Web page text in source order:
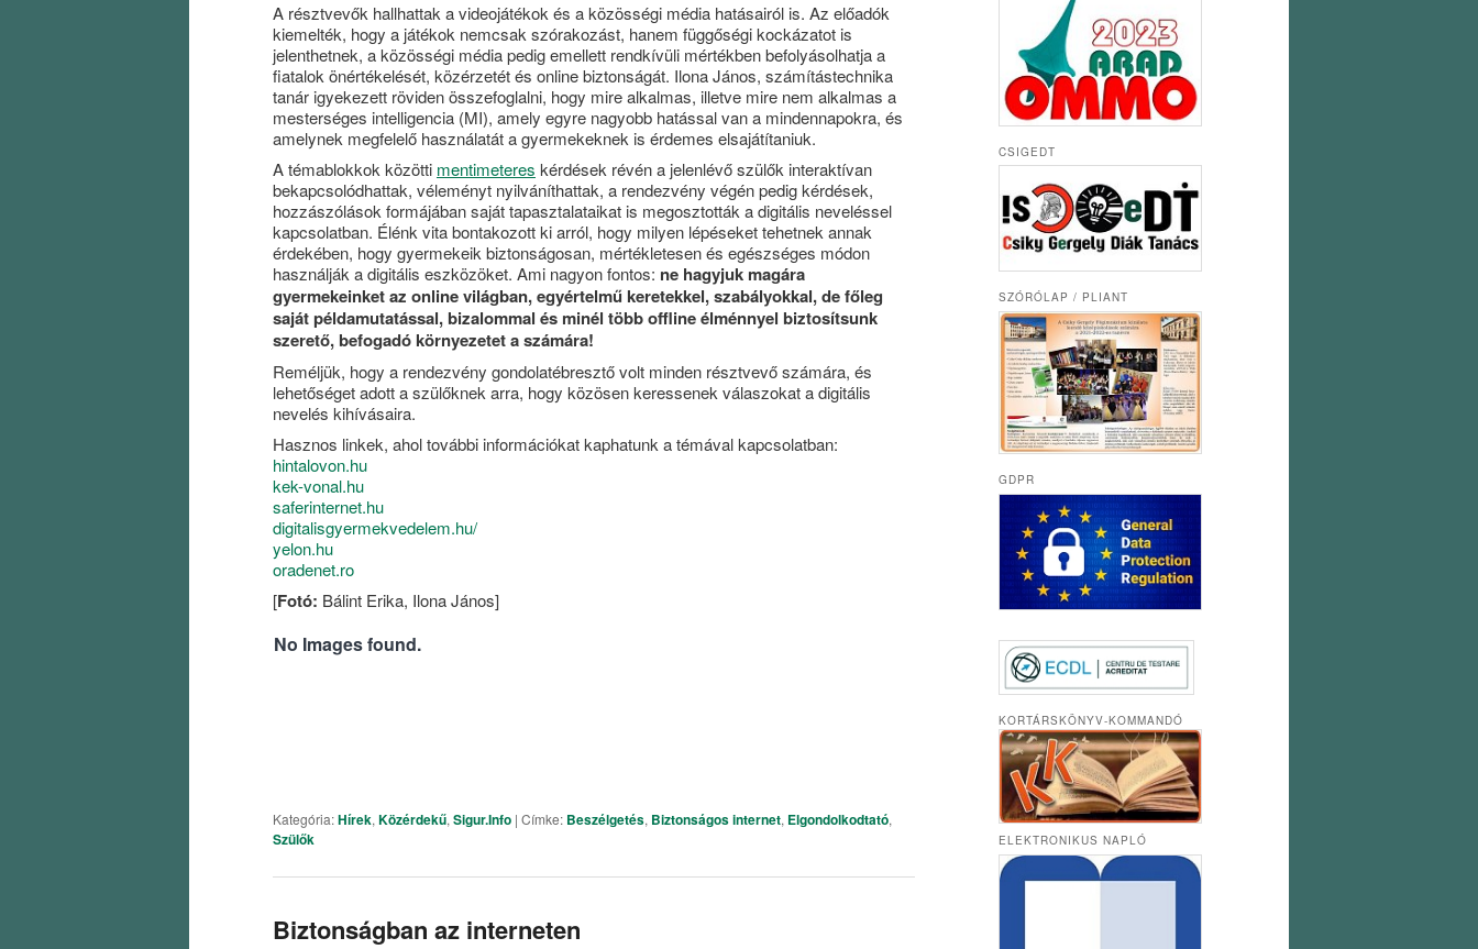
A résztvevők hallhattak a videojátékok és a közösségi média hatásairól is. Az előadók
kiemelték, hogy a játékok nemcsak szórakozást, hanem függőségi kockázatot is
jelenthetnek, a közösségi média pedig emellett rendkívüli mértékben befolyásolhatja a
fiatalok önértékelését, közérzetét és online biztonságát. Ilona János, számítástechnika
tanár igyekezett röviden összefoglalni, hogy mire alkalmas, illetve mire nem alkalmas a
mesterséges intelligencia (MI), amely egyre nagyobb hatással van a mindennapokra, és
amelynek megfelelő használatát a gyermekeknek is érdemes elsajátítaniuk.
A témablokkok közötti mentimeteres kérdések révén a jelenlévő szülők interaktívan
bekapcsolódhattak, véleményt nyilváníthattak, a rendezvény végén pedig kérdések,
hozzászólások formájában saját tapasztalataikat is megosztották a digitális neveléssel
kapcsolatban. Élénk vita bontakozott ki arról, hogy milyen lépéseket tehetnek annak
érdekében, hogy gyermekeik biztonságosan, mértékletesen és egészséges módon
használják a digitális eszközöket. Ami nagyon fontos: ne hagyjuk magára
gyermekeinket az online világban, egyértelmű keretekkel, szabályokkal, de főleg
saját példamutatással, bizalommal és minél több offline élménnyel biztosítsunk
szerető, befogadó környezetet a számára!
Reméljük, hogy a rendezvény gondolatébresztő volt minden résztvevő számára, és
lehetőséget adott a szülőknek arra, hogy közösen keressenek válaszokat a digitális
nevelés kihívásaira.
Hasznos linkek, ahol további információkat kaphatunk a témával kapcsolatban:
hintalovon.hu
kek-vonal.hu
saferinternet.hu
digitalisgyermekvedelem.hu/
yelon.hu
oradenet.ro
[Fotó: Bálint Erika, Ilona János]
No Images found.
Kategória:Hírek, Közérdekű, Sigur.Info | Címke: Beszélgetés, Biztonságos internet, Elgondolkodtató,
Szülők
Biztonságban az interneten
CSIGEDT
SZÓRÓLAP / PLIANT
GDPR
KORTÁRSKÖNYV-KOMMANDÓ
ELEKTRONIKUS NAPLÓ